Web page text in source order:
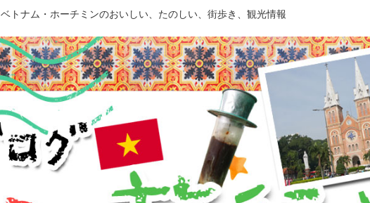
ベトナム・ホーチミンのおいしい、たのしい、街歩き、観光情報